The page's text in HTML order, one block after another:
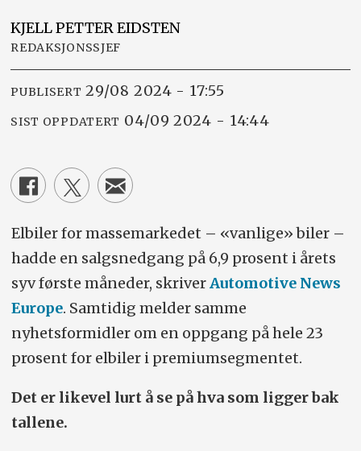
KJELL PETTEREIDSTEN
REDAKSJONSSJEF
PUBLISERT 29/08 2024 - 17:55
SIST OPPDATERT 04/09 2024 - 14:44
Elbiler for massemarkedet – «vanlige» biler –
hadde en salgsnedgang på 6,9 prosent i årets
syv første måneder, skriverAutomotive News
Europe. Samtidig melder samme
nyhetsformidler om en oppgang på hele 23
prosent for elbiler i premiumsegmentet.
Det er likevel lurt å se på hva som ligger bak
tallene.